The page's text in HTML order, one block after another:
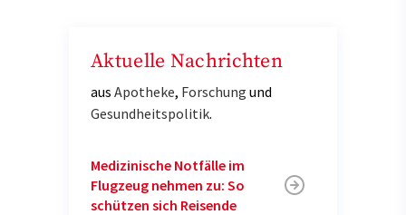
Aktuelle Nachrichten
aus Apotheke, Forschung und
Gesundheitspolitik.
Medizinische Notfälle im
Flugzeug nehmen zu: So
schützen sich Reisende